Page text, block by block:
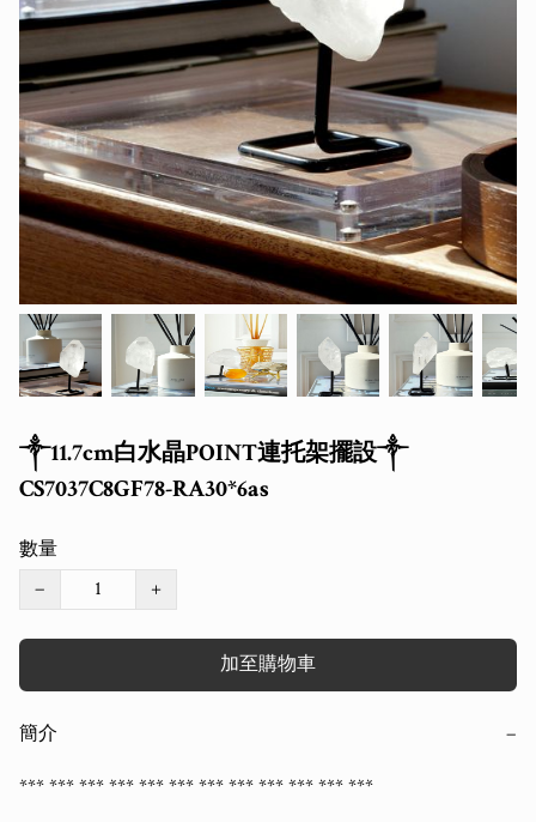
༒11.7cm白水晶POINT連托架擺設༒
CS7037C8GF78-RA30*6as
數量
−
+
加至購物車
簡介 −
*** *** *** *** *** *** *** *** *** *** *** ***